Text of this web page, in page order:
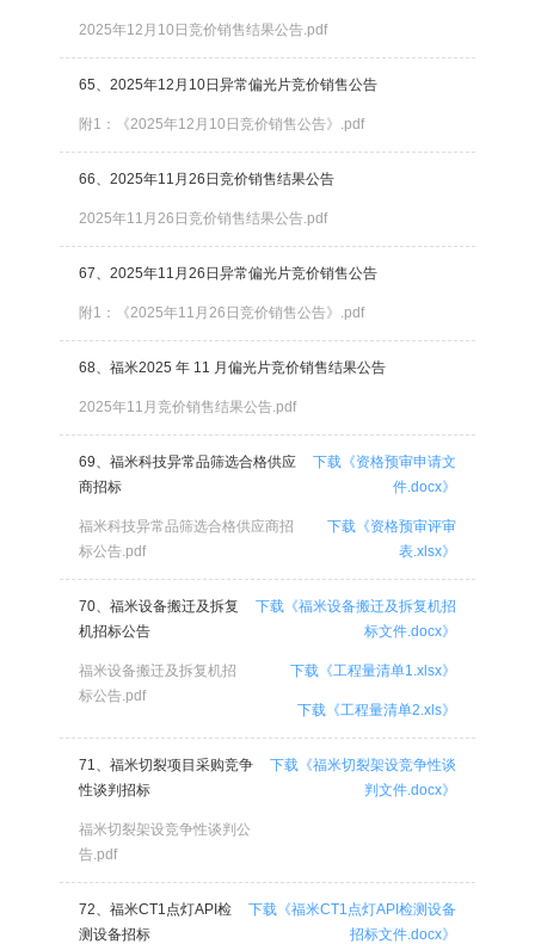
2025年12月10日竞价销售结果公告.pdf
65、2025年12月10日异常偏光片竞价销售公告
附1：《2025年12月10日竞价销售公告》.pdf
66、2025年11月26日竞价销售结果公告
2025年11月26日竞价销售结果公告.pdf
67、2025年11月26日异常偏光片竞价销售公告
附1：《2025年11月26日竞价销售公告》.pdf
68、福米2025 年 11 月偏光片竞价销售结果公告
2025年11月竞价销售结果公告.pdf
69、福米科技异常品筛选合格供应
商招标
福米科技异常品筛选合格供应商招
标公告.pdf
下载《资格预审申请文
件.docx》
下载《资格预审评审
表.xlsx》
70、福米设备搬迁及拆复
机招标公告
福米设备搬迁及拆复机招
标公告.pdf
下载《福米设备搬迁及拆复机招
标文件.docx》
下载《工程量清单1.xlsx》
下载《工程量清单2.xls》
71、福米切裂项目采购竞争
性谈判招标
福米切裂架设竞争性谈判公
告.pdf
下载《福米切裂架设竞争性谈
判文件.docx》
72、福米CT1点灯API检
测设备招标
下载《福米CT1点灯API检测设备
招标文件.docx》